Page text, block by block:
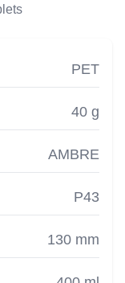
PET
40 g
AMBRE
P43
130 mm